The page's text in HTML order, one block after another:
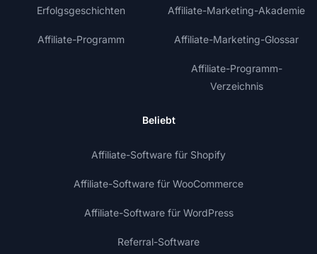
Erfolgsgeschichten
Affiliate-Programm
Affiliate-Marketing-Akademie
Affiliate-Marketing-Glossar
Affiliate-Programm-
Verzeichnis
Beliebt
Affiliate-Software für Shopify
Affiliate-Software für WooCommerce
Affiliate-Software für WordPress
Referral-Software